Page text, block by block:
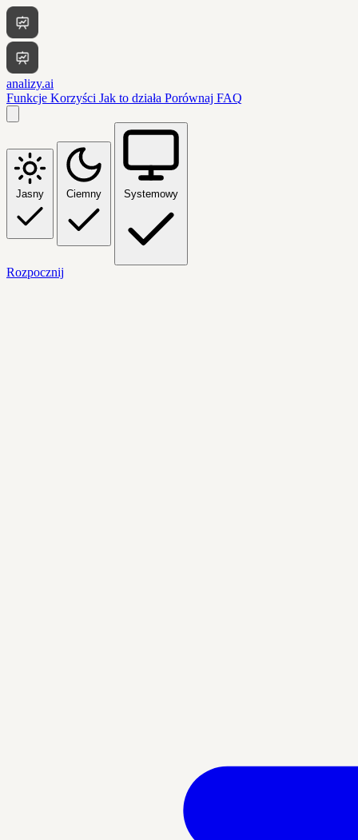
analizy.ai
Funkcje Korzyści Jak to działa Porównaj FAQ
Jasny Ciemny Systemowy
Rozpocznij